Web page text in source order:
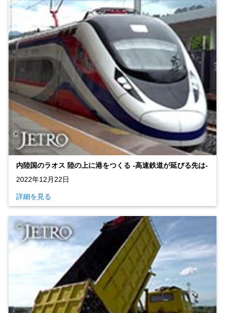
内陸国のラオス 陸の上に港をつくる ‐高速鉄道が延びる先は‐
2022年12月22日
詳細を見る